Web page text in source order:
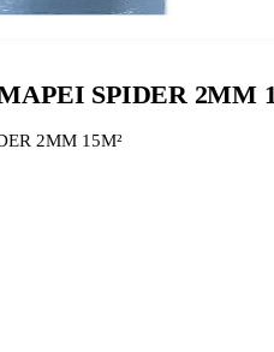
SPIDER 2MM
2MM 15M²